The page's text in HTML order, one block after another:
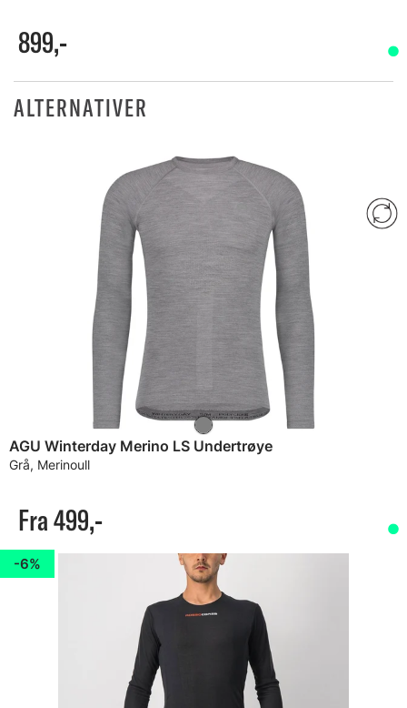
899,-
ALTERNATIVER
AGU Winterday Merino LS Undertrøye
Grå, Merinoull
Fra 499,-
6%